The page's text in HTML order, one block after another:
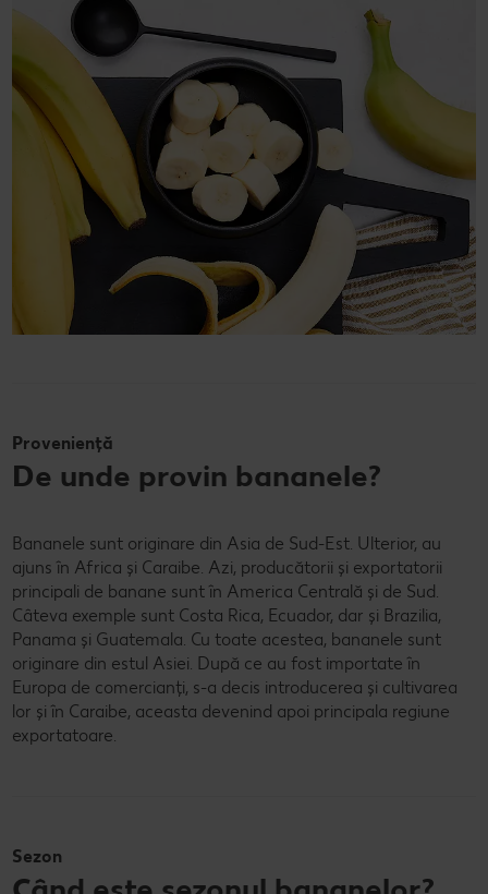
Proveniență
De unde provin bananele?
Bananele sunt originare din Asia de Sud-Est. Ulterior, au
ajuns în Africa și Caraibe. Azi, producătorii și exportatorii
principali de banane sunt în America Centrală și de Sud.
Câteva exemple sunt Costa Rica, Ecuador, dar și Brazilia,
Panama și Guatemala. Cu toate acestea, bananele sunt
originare din estul Asiei. După ce au fost importate în
Europa de comercianți, s-a decis introducerea și cultivarea
lor și în Caraibe, aceasta devenind apoi principala regiune
exportatoare.
Sezon